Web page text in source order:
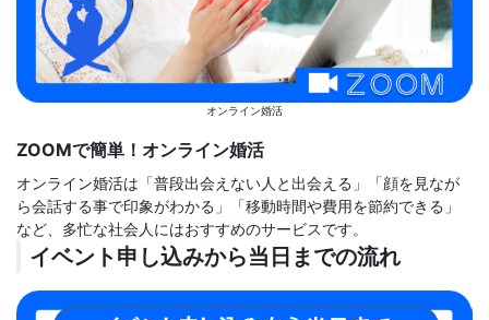
オンライン婚活
ZOOMで簡単！オンライン婚活
オンライン婚活は「普段出会えない人と出会える」「顔を見なが
ら会話する事で印象がわかる」「移動時間や費用を節約できる」
など、多忙な社会人にはおすすめのサービスです。
イベント申し込みから当日までの流れ